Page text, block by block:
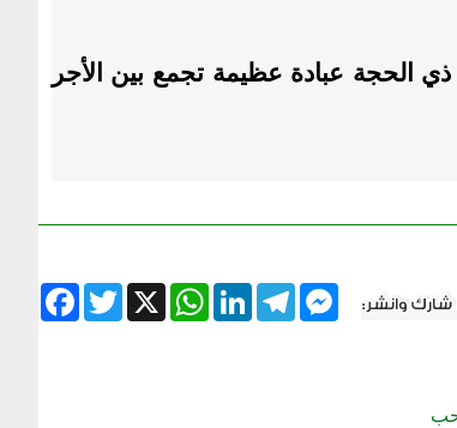
الحجة عبادة عظيمة تجمع بين الأجر
FacebookTwitter X
WhatsAppLinkedInTelegram
Messenger